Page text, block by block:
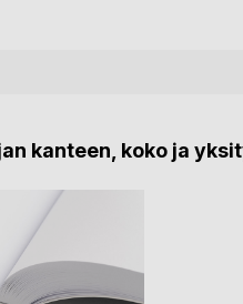
kanteen, koko ja